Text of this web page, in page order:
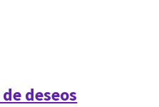
deseos